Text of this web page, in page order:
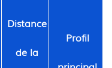
Distance
de la
Profil